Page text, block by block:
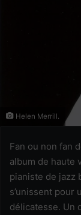
Helen Merrill.
Fan ou non fan
album de haute
pianiste de jazz
s’unissent pour
délicatesse. Un